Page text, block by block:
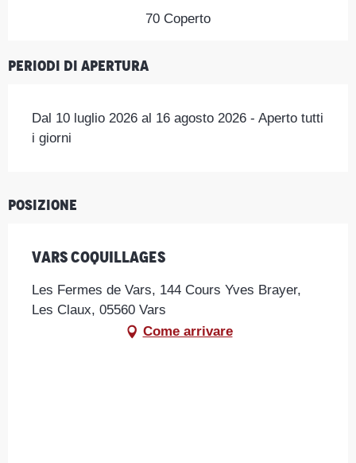
70 Coperto
Periodi di apertura
Dal 10 luglio 2026 al 16 agosto 2026 - Aperto tutti
i giorni
Posizione
Vars Coquillages
Les Fermes de Vars, 144 Cours Yves Brayer,
Les Claux, 05560 Vars
Come arrivare